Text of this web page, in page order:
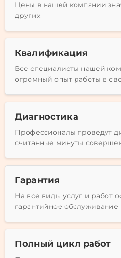
Цены в нашей компании
других
Квалификация
Все специалисты нашей
огромный опыт работы в
Диагностика
Профессионалы проведут
считанные минуты
Гарантия
На все виды услуг и работ
гарантийное обслуживание
Полный цикл работ